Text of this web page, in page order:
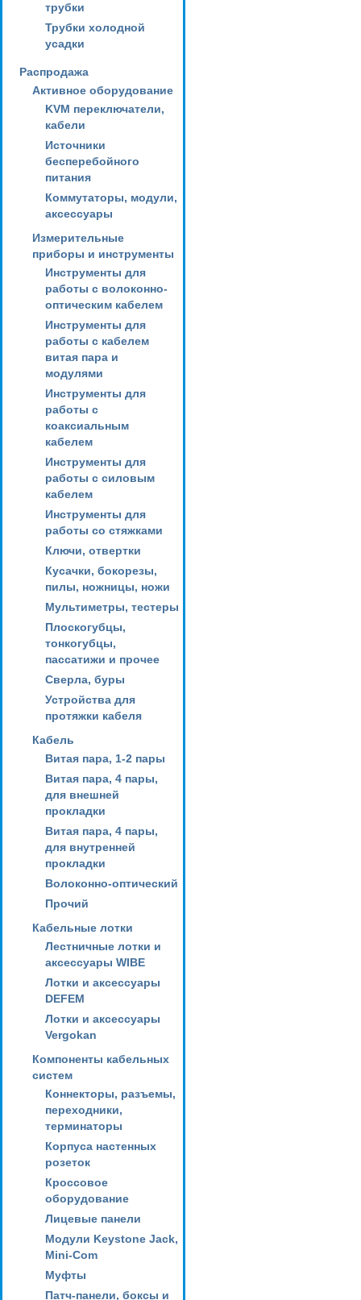
трубки
Трубки холодной
усадки
Распродажа
Активное оборудование
KVM переключатели,
кабели
Источники
бесперебойного
питания
Коммутаторы, модули,
аксессуары
Измерительные
приборы и инструменты
Инструменты для
работы с волоконно-
оптическим кабелем
Инструменты для
работы с кабелем
витая пара и
модулями
Инструменты для
работы с
коаксиальным
кабелем
Инструменты для
работы с силовым
кабелем
Инструменты для
работы со стяжками
Ключи, отвертки
Кусачки, бокорезы,
пилы, ножницы, ножи
Мультиметры, тестеры
Плоскогубцы,
тонкогубцы,
пассатижи и прочее
Сверла, буры
Устройства для
протяжки кабеля
Кабель
Витая пара, 1-2 пары
Витая пара, 4 пары,
для внешней
прокладки
Витая пара, 4 пары,
для внутренней
прокладки
Волоконно-оптический
Прочий
Кабельные лотки
Лестничные лотки и
аксессуары WIBE
Лотки и аксессуары
DEFEM
Лотки и аксессуары
Vergokan
Компоненты кабельных
систем
Коннекторы, разъемы,
переходники,
терминаторы
Корпуса настенных
розеток
Кроссовое
оборудование
Лицевые панели
Модули Keystone Jack,
Mini-Com
Муфты
Патч-панели, боксы и